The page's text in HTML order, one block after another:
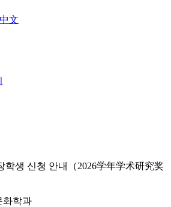
文
학생 신청 안내（2026学年学术研究奖
화학과